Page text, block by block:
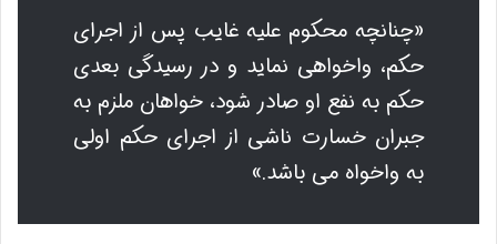
«چنانچه محکوم علیه غایب پس از اجرای
حکم، واخواهی نماید و در رسیدگی بعدی
حکم به نفع او صادر شود، خواهان ملزم به
جبران خسارت ناشی از اجرای حکم اولی
به واخواه می باشد.»